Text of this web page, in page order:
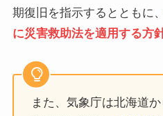
期復旧を指示するとともに、
に災害救助法を適用する方
また、気象庁は北海道